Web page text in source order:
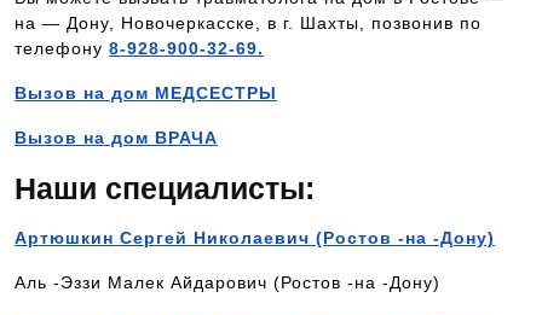
на — Дону, Новочеркасске, в г. Шахты, позвонив по
телефону 8-928-900-32-69.
Вызов на дом МЕДСЕСТРЫ
Вызов на дом ВРАЧА
Наши специалисты:
Артюшкин Сергей Николаевич (Ростов -на -Дону)
Аль -Эззи Малек Айдарович (Ростов -на -Дону)